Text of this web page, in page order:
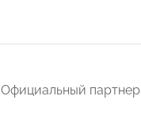
Официальный партнер